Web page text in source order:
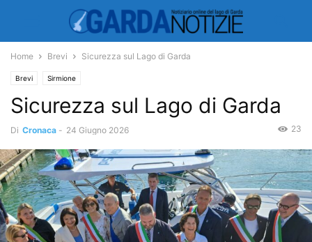
Home Brevi Sicurezza sul Lago di Garda
Brevi Sirmione
Sicurezza sul Lago di Garda
Di Cronaca - 24 Giugno 2026 23